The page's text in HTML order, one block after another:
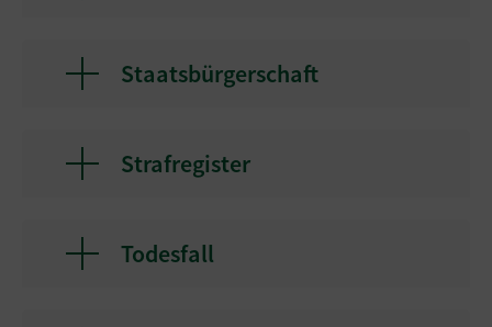
Staatsbürgerschaft
Strafregister
Todesfall